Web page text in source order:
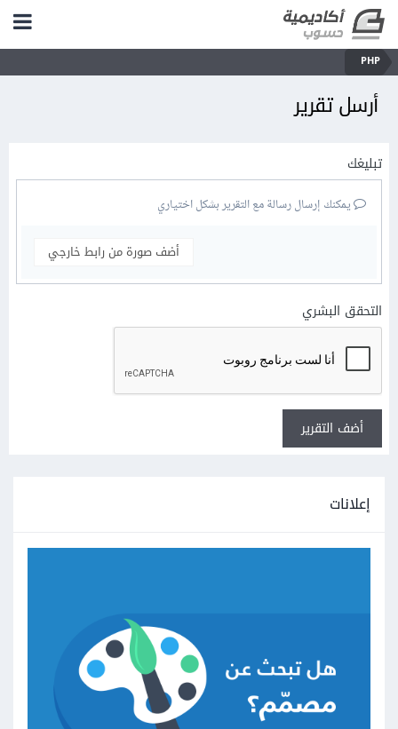
PHP
أرسل تقرير
تبليغك
يمكنك إرسال رسالة مع التقرير بشكل اختياري
أضف صورة من رابط خارجي
التحقق البشري
أضف التقرير
إعلانات